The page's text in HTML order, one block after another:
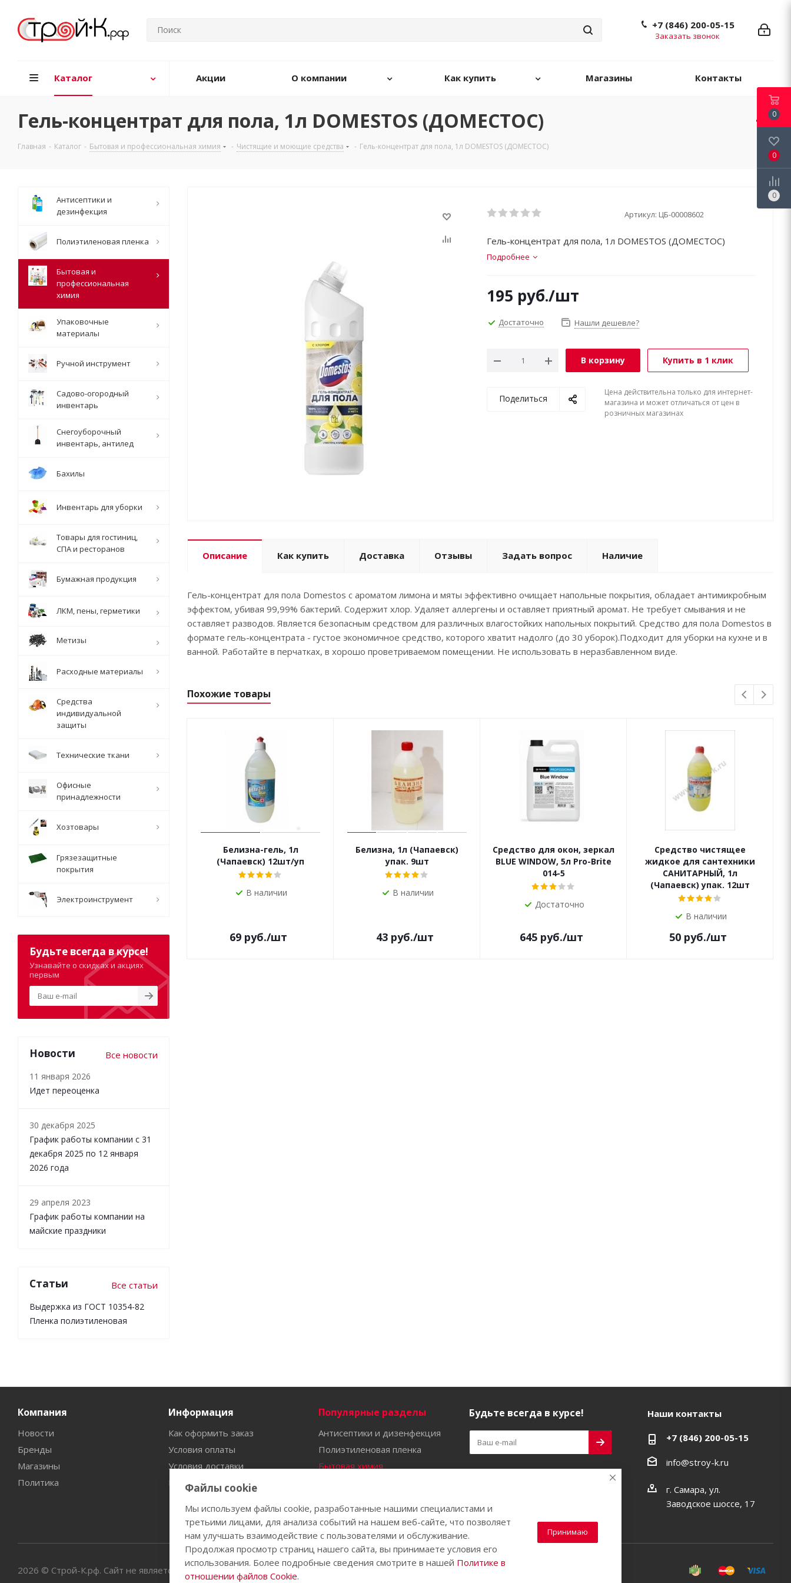
+7 (846) 200-05-15
Заказать звонок
Каталог Акции О компании Как купить Магазины Контакты
Гель-концентрат для пола, 1л DOMESTOS (ДОМЕСТОС)
Главная - Каталог - Бытовая и профессиональная химия - Чистящие и моющие средства - Гель-концентрат для пола, 1л DOMESTOS (ДОМЕСТОС)
Артикул: ЦБ-00008602
Гель-концентрат для пола, 1л DOMESTOS (ДОМЕСТОС)
Подробнее
195 руб./шт
Достаточно Нашли дешевле?
В корзину Купить в 1 клик
Поделиться
Цена действительна только для интернет-
магазина и может отличаться от цен в
розничных магазинах
Описание Как купить Доставка Отзывы Задать вопрос Наличие
Гель-концентрат для пола Domestos с ароматом лимона и мяты эффективно очищает напольные покрытия, обладает антимикробным
эффектом, убивая 99,99% бактерий. Содержит хлор. Удаляет аллергены и оставляет приятный аромат. Не требует смывания и не
оставляет разводов. Является безопасным средством для различных влагостойких напольных покрытий. Средство для пола Domestos в
формате гель-концентрата - густое экономичное средство, которого хватит надолго (до 30 уборок).Подходит для уборки на кухне и в
ванной. Работайте в перчатках, в хорошо проветриваемом помещении. Не использовать в неразбавленном виде.
Похожие товары
Белизна-гель, 1л
(Чапаевск) 12шт/уп
В наличии
69 руб./шт
Белизна, 1л (Чапаевск)
упак. 9шт
В наличии
43 руб./шт
Средство для окон, зеркал
BLUE WINDOW, 5л Pro-Brite
014-5
Достаточно
645 руб./шт
Средство чистящее
жидкое для сантехники
САНИТАРНЫЙ, 1л
(Чапаевск) упак. 12шт
В наличии
50 руб./шт
Антисептики и
дезинфекция
Полиэтиленовая пленка
Бытовая и
профессиональная
химия
Упаковочные
материалы
Ручной инструмент
Садово-огородный
инвентарь
Снегоуборочный
инвентарь, антилед
Бахилы
Инвентарь для уборки
Товары для гостиниц,
СПА и ресторанов
Бумажная продукция
ЛКМ, пены, герметики
Метизы
Расходные материалы
Средства
индивидуальной
защиты
Технические ткани
Офисные
принадлежности
Хозтовары
Грязезащитные
покрытия
Электроинструмент
Будьте всегда в курсе!
Узнавайте о скидках и акциях
первым
Новости Все новости
11 января 2026
Идет переоценка
30 декабря 2025
График работы компании с 31
декабря 2025 по 12 января
2026 года
29 апреля 2023
График работы компании на
майские праздники
Статьи Все статьи
Выдержка из ГОСТ 10354-82
Пленка полиэтиленовая
Компания
Новости
Бренды
Магазины
Политика
Информация
Как оформить заказ
Условия оплаты
Условия доставки
Гарантия на товар
Популярные разделы
Антисептики и дизенфекция
Полиэтиленовая пленка
Бытовая химия
Бахилы
Будьте всегда в курсе! Наши контакты
+7 (846) 200-05-15
info@stroy-k.ru
г. Самара, ул.
Заводское шоссе, 17
2026 © Строй-К.рф. Сайт не является публичной офертой.
0
0
0
Файлы cookie
Мы используем файлы cookie, разработанные нашими специалистами и
третьими лицами, для анализа событий на нашем веб-сайте, что позволяет
нам улучшать взаимодействие с пользователями и обслуживание.
Продолжая просмотр страниц нашего сайта, вы принимаете условия его
использования. Более подробные сведения смотрите в нашей Политике в
отношении файлов Cookie.
Принимаю